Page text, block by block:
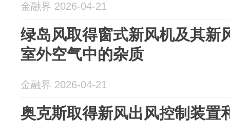
金融界 2026-04-21
绿岛风取得窗式新风机及其新
室外空气中的杂质
金融界 2026-04-21
奥克斯取得新风出风控制装置